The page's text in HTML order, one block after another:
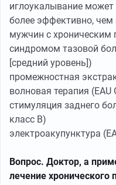
иглоукалывание
более эффективно, чем
мужчин с хроническим
синдромом тазовой
[средний уровень])
промежностная
волновая терапия (EAU
стимуляция заднего
класс B)
электроакупунктура
Вопрос. Доктор, а
лечение хронического